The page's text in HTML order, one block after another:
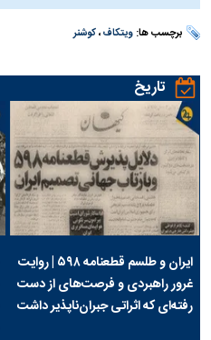
برچسب ها:ویتکاف،کوشنر
تاریخ
ایران و طلسم قطعنامه ۵۹۸ | روایت
غرور راهبردی و فرصت‌های از دست
رفته‌ای که اثراتی جبران‌ناپذیر داشت